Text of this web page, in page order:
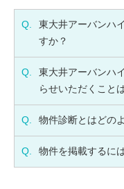
Q.
東大井アーバンハ
すか？
Q.
東大井アーバンハ
らせいただくこと
Q. 物件診断とはどの
Q. 物件を掲載するに